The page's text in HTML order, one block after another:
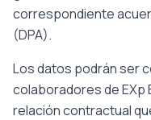
correspondiente
(DPA).
Los datos podrán ser
colaboradores de EXp
relación contractual